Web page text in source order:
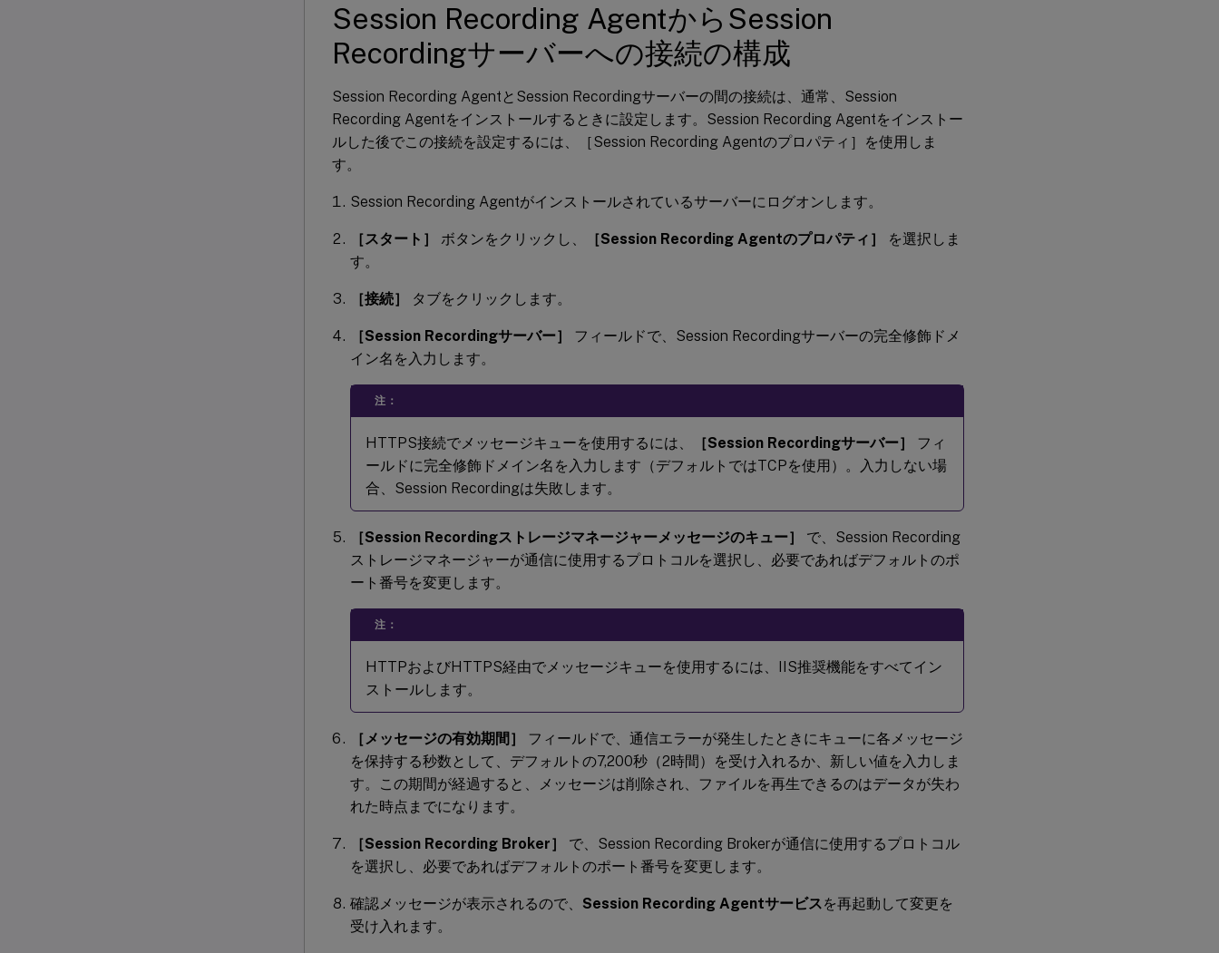
Session Recording AgentからSession
Recordingサーバーへの接続の構成
Session Recording AgentとSession Recordingサーバーの間の接続は、通常、Session
Recording Agentをインストールするときに設定します。Session Recording Agentをインストー
ルした後でこの接続を設定するには、［Session Recording Agentのプロパティ］を使用しま
す。
Session Recording Agentがインストールされているサーバーにログオンします。
［スタート］ ボタンをクリックし、 ［Session Recording Agentのプロパティ］
を選択しま
す。
［接続］ タブをクリックします。
［Session Recordingサーバー］
フィールドで、Session Recordingサーバーの完全修飾ドメ
イン名を入力します。
注：
HTTPS接続でメッセージキューを使用するには、 ［Session Recordingサーバー］
フィ
ールドに完全修飾ドメイン名を入力します（デフォルトではTCPを使用）。入力しない場
合、Session Recordingは失敗します。
［Session Recordingストレージマネージャーメッセージのキュー］
で、Session Recording
ストレージマネージャーが通信に使用するプロトコルを選択し、必要であればデフォルトのポ
ート番号を変更します。
注：
HTTPおよびHTTPS経由でメッセージキューを使用するには、IIS推奨機能をすべてイン
ストールします。
［メッセージの有効期間］
フィールドで、通信エラーが発生したときにキューに各メッセージ
を保持する秒数として、デフォルトの7,200秒（2時間）を受け入れるか、新しい値を入力しま
す。この期間が経過すると、メッセージは削除され、ファイルを再生できるのはデータが失わ
れた時点までになります。
［Session Recording Broker］
で、Session Recording Brokerが通信に使用するプロトコル
を選択し、必要であればデフォルトのポート番号を変更します。
確認メッセージが表示されるので、 Session Recording Agentサービス を再起動して変更を
受け入れます。